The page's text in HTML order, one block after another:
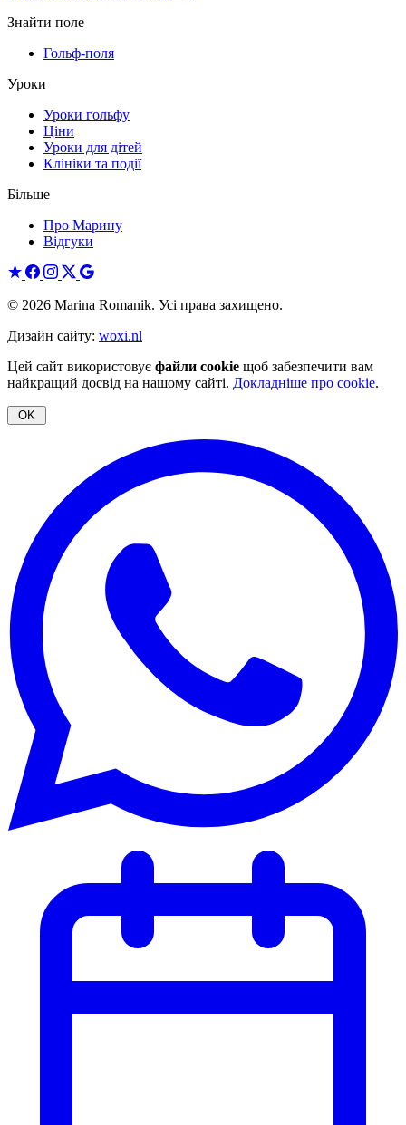
Знайти поле
Гольф-поля
Уроки
Уроки гольфу
Ціни
Уроки для дітей
Клініки та події
Більше
Про Марину
Відгуки
© 2026 Marina Romanik. Усі права захищено.
Дизайн сайту: woxi.nl
Цей сайт використовує файли cookie щоб забезпечити вам
найкращий досвід на нашому сайті. Докладніше про cookie.
OK